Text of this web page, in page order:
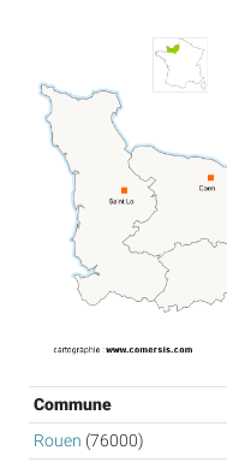
Commune
Rouen (76000)